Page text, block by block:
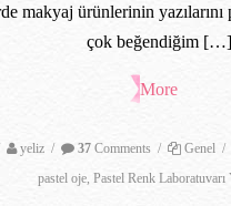
makyaj ürünlerinin
çok beğendiğim […]
More
yeliz / 37Comments / Genel /
pastel oje, Pastel Renk Laboratuvarı